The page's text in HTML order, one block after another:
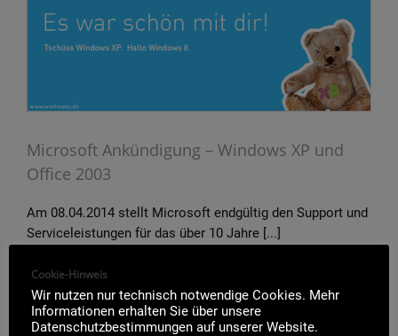
Microsoft Ankündigung – Windows XP und
Office 2003
Am 08.04.2014 stellt Microsoft endgültig den Support und
Serviceleistungen für das über 10 Jahre [...]
Allgemein ,Kundeninformationen
Weiterlesen
Cookie-Hinweis
Wir nutzen nur technisch notwendige Cookies. Mehr
Informationen erhalten Sie über unsere
Datenschutzbestimmungen auf unserer Website.